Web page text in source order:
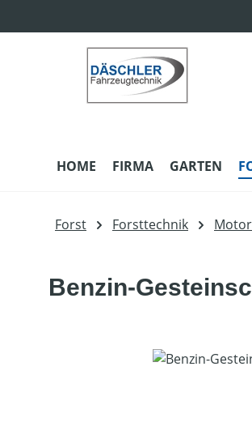
HOME FIRMA GARTEN
Forst Forsttechnik
Benzin-
Bildergalerie überspringen